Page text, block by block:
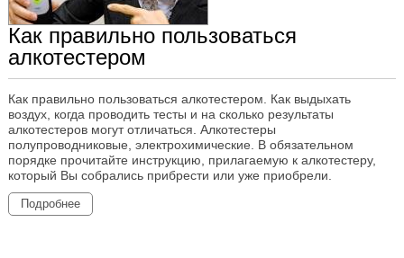
Как правильно пользоваться
алкотестером
Как правильно пользоваться алкотестером. Как выдыхать
воздух, когда проводить тесты и на сколько результаты
алкотестеров могут отличаться. Алкотестеры
полупроводниковые, электрохимические. В обязательном
порядке прочитайте инструкцию, прилагаемую к алкотестеру,
который Вы собрались прибрести или уже приобрели.
Подробнее